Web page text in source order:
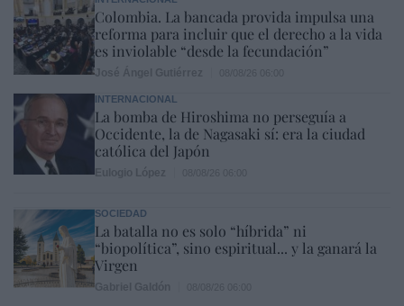
Colombia. La bancada provida impulsa una
reforma para incluir que el derecho a la vida
es inviolable “desde la fecundación”
INTERNACIONAL
La bomba de Hiroshima no perseguía a
Occidente, la de Nagasaki sí: era la ciudad
católica del Japón
SOCIEDAD
La batalla no es solo “híbrida” ni
“biopolítica”, sino espiritual... y la ganará la
Virgen